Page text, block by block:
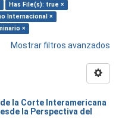
Has File(s): true ×
Internacional ×
×
Mostrar filtros avanzados
la Corte Interamericana
la Perspectiva del